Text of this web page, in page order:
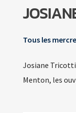
Tous les
Josiane Tricotti
Menton, les